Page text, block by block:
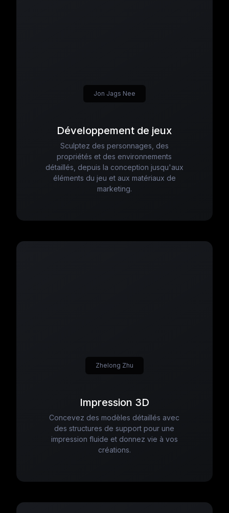
Développement de jeux
Sculptez des personnages, des
propriétés et des environnements
détaillés, depuis la conception jusqu'aux
éléments du jeu et aux matériaux de
marketing.
Jon Jags Nee
Impression 3D
Concevez des modèles détaillés avec
des structures de support pour une
impression fluide et donnez vie à vos
créations.
Zhelong Zhu